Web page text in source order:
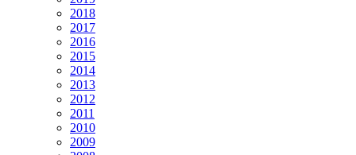
2018
2017
2016
2015
2014
2013
2012
2011
2010
2009